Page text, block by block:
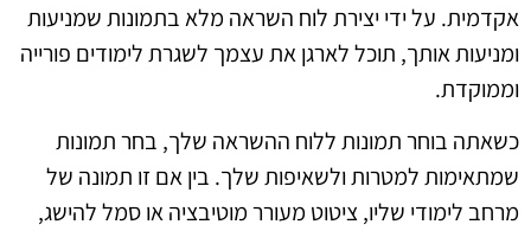
אקדמית. על ידי יצירת לוח השראה מלא בתמונות שמניעות
ומניעות אותך, תוכל לארגן את עצמך לשגרת לימודים פורייה
וממוקדת.
כשאתה בוחר תמונות ללוח ההשראה שלך, בחר תמונות
שמתאימות למטרות ולשאיפות שלך. בין אם זו תמונה של
מרחב לימודי שליו, ציטוט מעורר מוטיבציה או סמל להישג,